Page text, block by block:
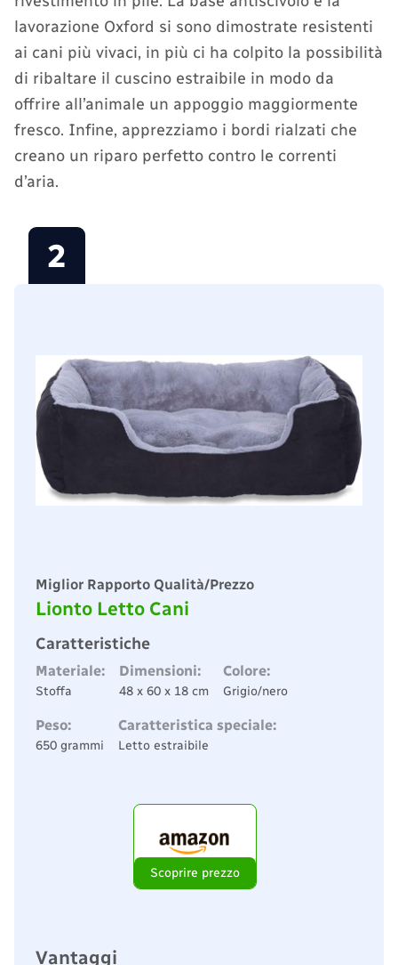
lavorazione Oxford si sono dimostrate resistenti
ai cani più vivaci, in più ci ha colpito la possibilità
di ribaltare il cuscino estraibile in modo da
offrire all’animale un appoggio maggiormente
fresco. Infine, apprezziamo i bordi rialzati che
creano un riparo perfetto contro le correnti
d’aria.
2
Miglior Rapporto Qualità/Prezzo
Lionto Letto Cani
Caratteristiche
Materiale:
Stoffa
Dimensioni:
48 x 60 x 18 cm
Colore:
Grigio/nero
Peso:
650 grammi
Caratteristica speciale:
Letto estraibile
Scoprire prezzo
Vantaggi